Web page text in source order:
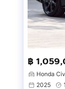
฿
Honda
2025